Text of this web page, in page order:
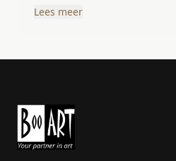
perspectief op onze hoofdstad.
Lees meer